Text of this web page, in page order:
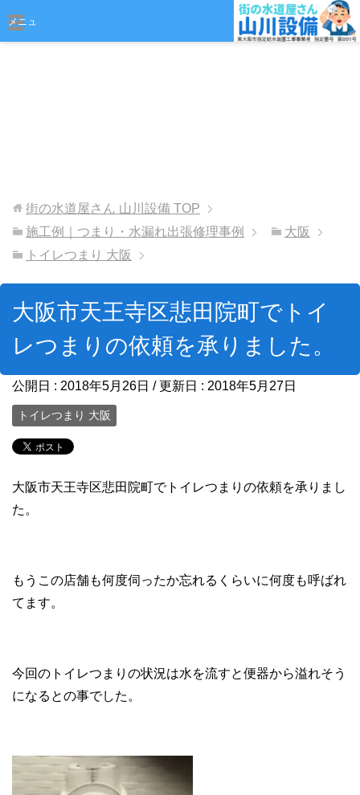
メニュ
街の水道屋さん 山川設備 TOP
施工例｜つまり・水漏れ出張修理事例
大阪
トイレつまり 大阪
大阪市天王寺区悲田院町でトイ
レつまりの依頼を承りました。
公開日 : 2018年5月26日 / 更新日 : 2018年5月27日
トイレつまり 大阪
大阪市天王寺区悲田院町でトイレつまりの依頼を承りまし
た。
もうこの店舗も何度伺ったか忘れるくらいに何度も呼ばれ
てます。
今回のトイレつまりの状況は水を流すと便器から溢れそう
になるとの事でした。